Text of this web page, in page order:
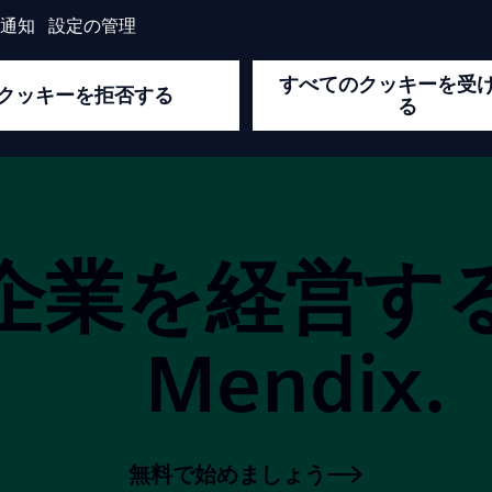
前へ 1
業を経営す
Mendix.
無料で始めましょう